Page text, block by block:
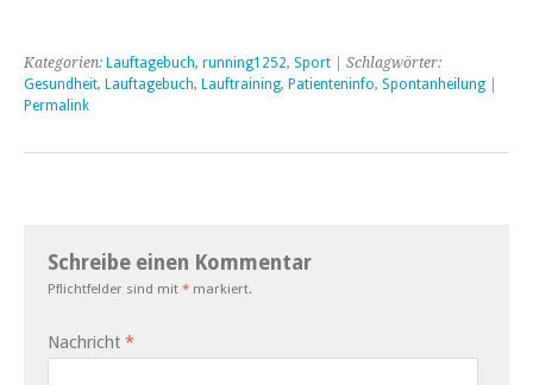
Kategorien: Lauftagebuch, running1252, Sport | Schlagwörter:
Gesundheit, Lauftagebuch, Lauftraining, Patienteninfo, Spontanheilung
Permalink
Schreibe einen Kommentar
Pflichtfelder sind mit * markiert.
Nachricht *